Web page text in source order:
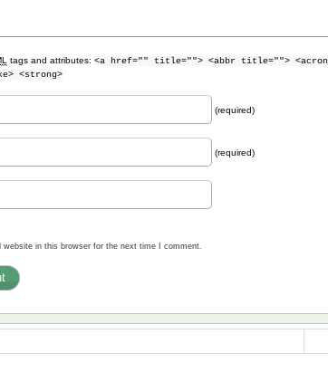
tags and attributes: <a href="" title=""> <abbr title="">
<strong>
(required)
(required)
website in this browser for the next time I comment.